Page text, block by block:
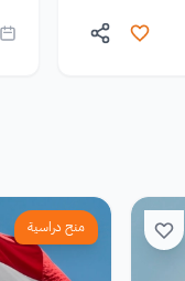
منح دراسية